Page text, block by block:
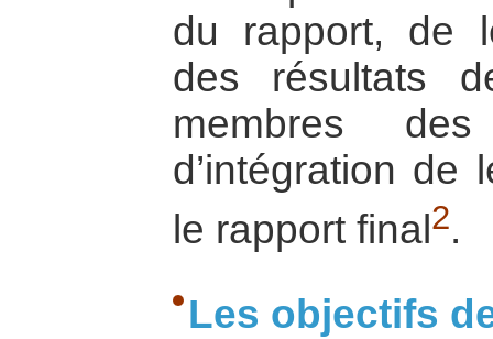
du rapport, de
des résultats
membres
d’intégration de
le rapport final 2.
Les objectifs